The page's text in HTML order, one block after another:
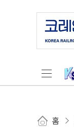
홈